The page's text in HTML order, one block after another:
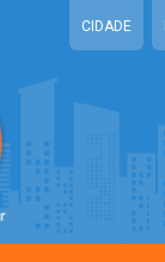
CIDADE